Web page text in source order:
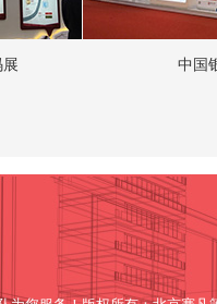
中国